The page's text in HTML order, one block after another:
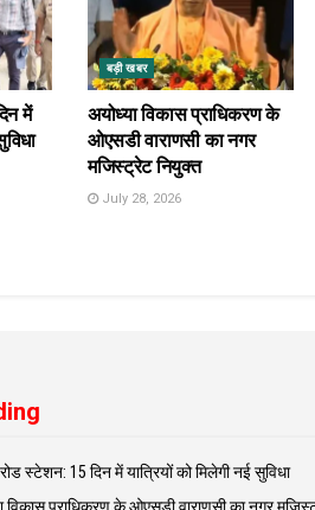
में
बड़ी खबर
अयोध्या विकास प्राधिकरण के
ओएसडी वाराणसी का नगर
मजिस्ट्रेट नियुक्त
July 28, 2026
स्टेशन: 15 दिन में यात्रियों को मिलेगी नई सुविधा